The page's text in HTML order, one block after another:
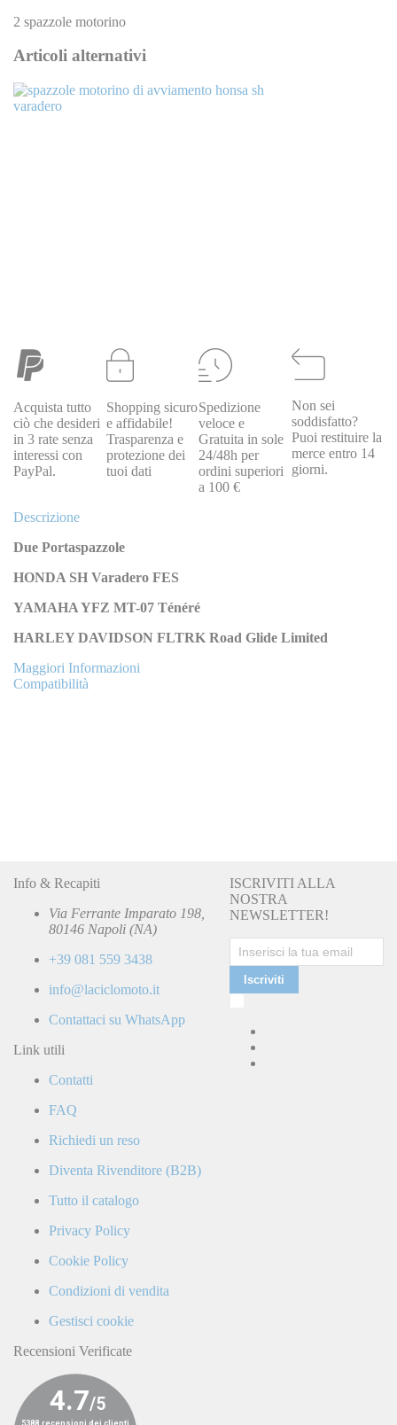
2 spazzole motorino
Articoli alternativi
REVIVAL
PS61007332PS61007spazzole motorino di avviamento honsa
sh varadero
Special Price
10,00 € Regular Price 12,00 €
Acquista tutto
ciò che desideri
in 3 rate senza
interessi con
PayPal.
Shopping sicuro
e affidabile!
Trasparenza e
protezione dei
tuoi dati
Spedizione
veloce e
Gratuita in sole
24/48h per
ordini superiori
a 100 €
Non sei
soddisfatto?
Puoi restituire la
merce entro 14
giorni.
Descrizione
Due Portaspazzole
HONDA SH Varadero FES
YAMAHA YFZ MT-07 Ténéré
HARLEY DAVIDSON FLTRK Road Glide Limited
Maggiori Informazioni
Compatibilità
Info & Recapiti
Via Ferrante Imparato 198,
80146 Napoli (NA)
+39 081 559 3438
info@laciclomoto.it
Contattaci su WhatsApp
Link utili
Contatti
FAQ
Richiedi un reso
Diventa Rivenditore (B2B)
Tutto il catalogo
Privacy Policy
Cookie Policy
Condizioni di vendita
Gestisci cookie
Recensioni Verificate
ISCRIVITI ALLA
NOSTRA
NEWSLETTER!
Iscriviti
e
accetto
la